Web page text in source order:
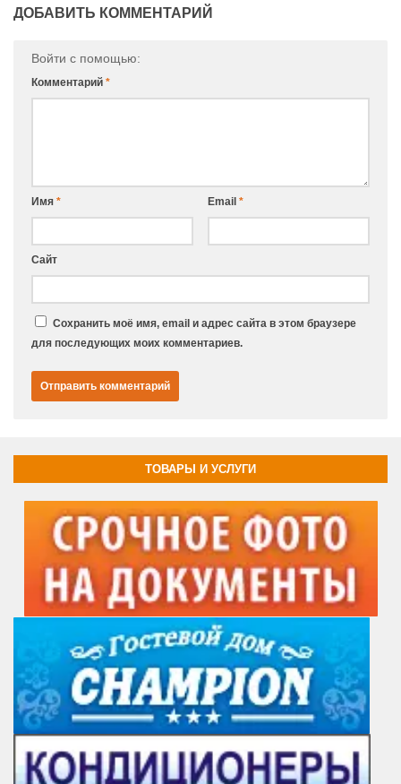
ДОБАВИТЬ КОММЕНТАРИЙ
Войти с помощью:
Комментарий *
Имя * Email *
Сайт
Сохранить моё имя, email и адрес сайта в этом браузере
для последующих моих комментариев.
ТОВАРЫ И УСЛУГИ